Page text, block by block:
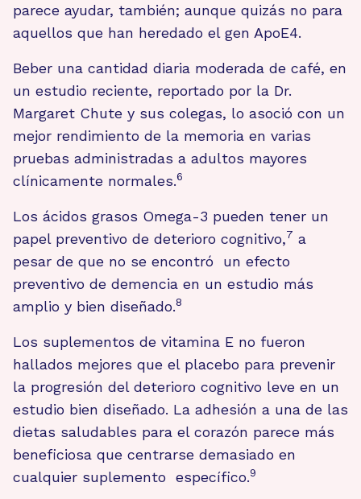
parece ayudar, también; aunque quizás no para
aquellos que han heredado el gen ApoE4.
Beber una cantidad diaria moderada de café, en
un estudio reciente, reportado por la Dr.
Margaret Chute y sus colegas, lo asoció con un
mejor rendimiento de la memoria en varias
pruebas administradas a adultos mayores
clínicamente normales.6
Los ácidos grasos Omega-3 pueden tener un
papel preventivo de deterioro cognitivo,7 a
pesar de que no se encontró un efecto
preventivo de demencia en un estudio más
amplio y bien diseñado.8
Los suplementos de vitamina E no fueron
hallados mejores que el placebo para prevenir
la progresión del deterioro cognitivo leve en un
estudio bien diseñado. La adhesión a una de las
dietas saludables para el corazón parece más
beneficiosa que centrarse demasiado en
cualquier suplemento específico.9